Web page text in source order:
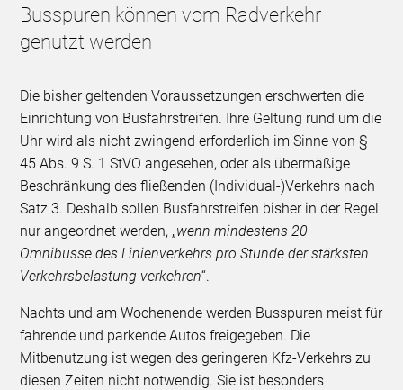
Busspuren können vom Radverkehr
genutzt werden
Die bisher geltenden Voraussetzungen erschwerten die
Einrichtung von Busfahrstreifen. Ihre Geltung rund um die
Uhr wird als nicht zwingend erforderlich im Sinne von §
45 Abs. 9 S. 1 StVO angesehen, oder als übermäßige
Beschränkung des fließenden (Individual-)Verkehrs nach
Satz 3. Deshalb sollen Busfahrstreifen bisher in der Regel
nur angeordnet werden, „wenn mindestens 20
Omnibusse des Linienverkehrs pro Stunde der stärksten
Verkehrsbelastung verkehren“.
Nachts und am Wochenende werden Busspuren meist für
fahrende und parkende Autos freigegeben. Die
Mitbenutzung ist wegen des geringeren Kfz-Verkehrs zu
diesen Zeiten nicht notwendig. Sie ist besonders